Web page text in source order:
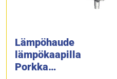
Lämpöhaude
lämpökaapilla
Porkka